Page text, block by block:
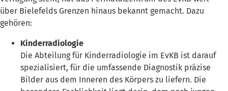
über Bielefelds Grenzen hinaus bekannt gemacht. Dazu
gehören:
Kinderradiologie
Die Abteilung für Kinderradiologie im EvKB ist darauf
spezialisiert, für die umfassende Diagnostik präzise
Bilder aus dem Inneren des Körpers zu liefern. Die